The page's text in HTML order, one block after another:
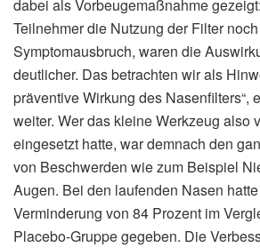
dabei als Vorbeugemaßnahme
Teilnehmer die Nutzung der Filter
Symptomausbruch, waren die
deutlicher. Das betrachten wir als
präventive Wirkung des Nasenfilters“,
weiter. Wer das kleine Werkzeug also
eingesetzt hatte, war demnach den
von Beschwerden wie zum Beispiel
Augen. Bei den laufenden Nasen
Verminderung von 84 Prozent im
Placebo-Gruppe gegeben. Die